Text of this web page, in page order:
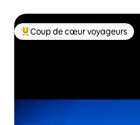
Coups de cœur voyageurs les
Coup de cœur voyageurs